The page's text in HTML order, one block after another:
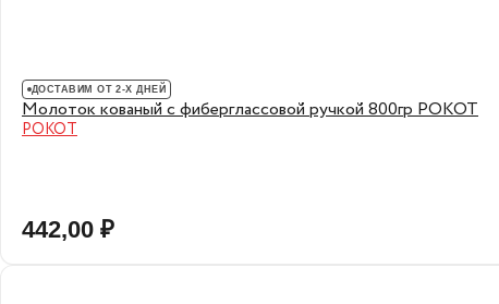
ДОСТАВИМ ОТ 2-Х ДНЕЙ
Молоток кованый с фиберглассовой ручкой 800гр РОКОТ
РОКОТ
442,00 ₽